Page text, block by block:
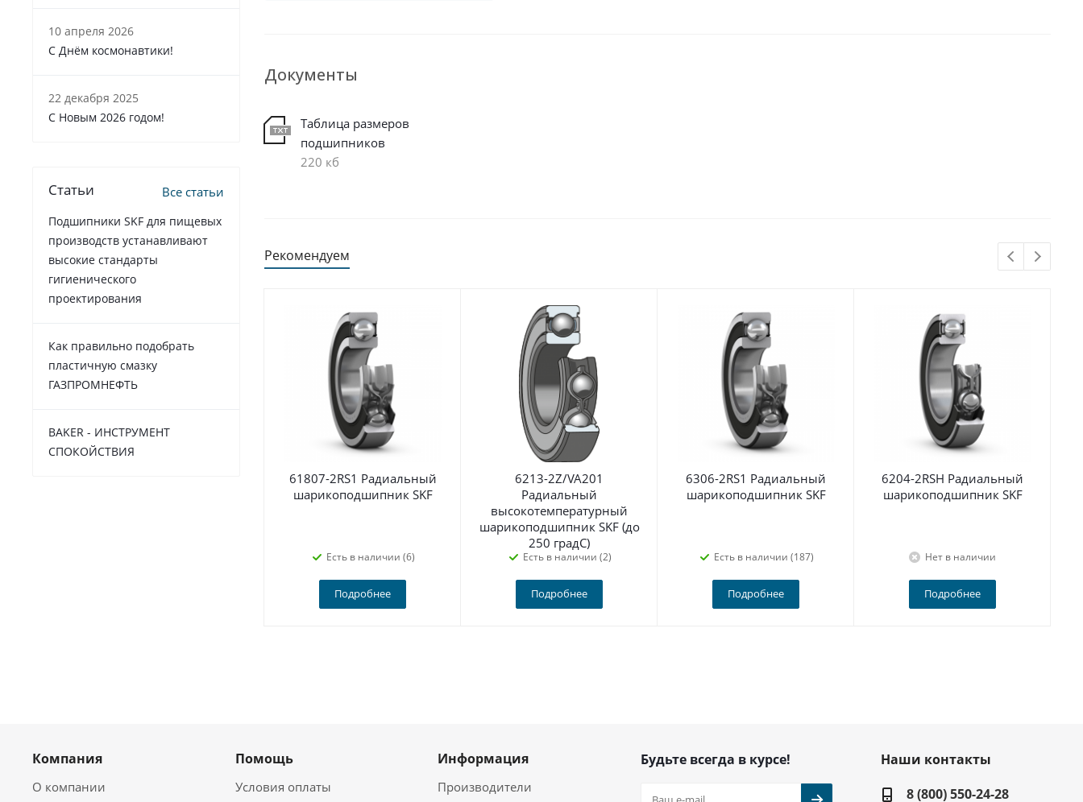
Документы
Таблица размеров
подшипников
220 кб
Рекомендуем
61807-2RS1 Радиальный
шарикоподшипник SKF
Есть в наличии (6)
Подробнее
6213-2Z/VA201
Радиальный
высокотемпературный
шарикоподшипник SKF (до
250 градС)
Есть в наличии (2)
Подробнее
6306-2RS1 Радиальный
шарикоподшипник SKF
Есть в наличии (187)
Подробнее
6204-2RSH Радиальный
шарикоподшипник SKF
Нет в наличии
Подробнее
10 апреля 2026
С Днём космонавтики!
22 декабря 2025
C Новым 2026 годом!
Статьи Все статьи
Подшипники SKF для пищевых
производств устанавливают
высокие стандарты
гигиенического
проектирования
Как правильно подобрать
пластичную смазку
ГАЗПРОМНЕФТЬ
BAKER - ИНСТРУМЕНТ
СПОКОЙСТВИЯ
Компания
О компании
Помощь
Условия оплаты
Информация
Производители
Будьте всегда в курсе!
Наши контакты
8 (800) 550-24-28